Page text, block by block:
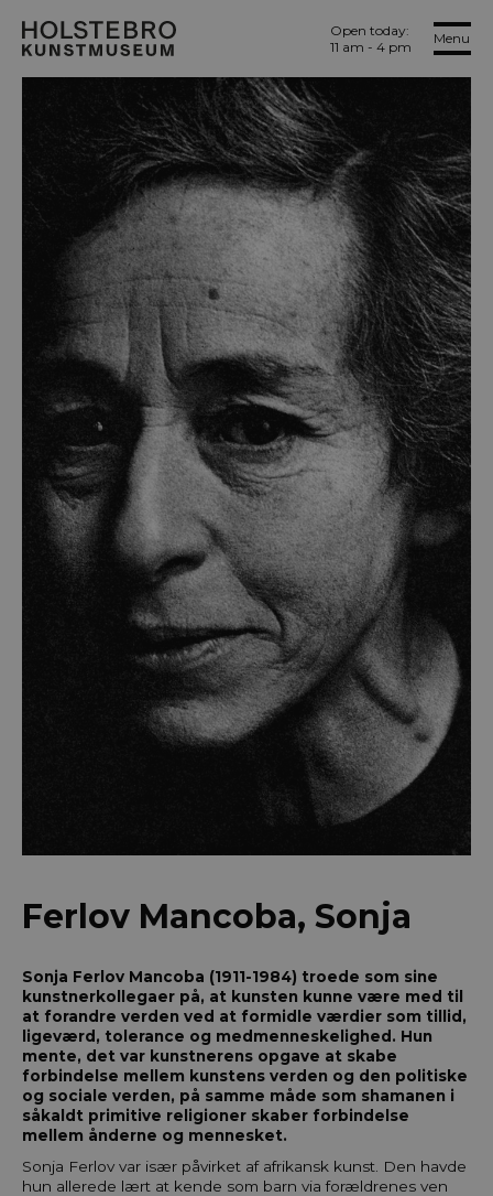
Open today:
11 am - 4 pm
Menu
Ferlov Mancoba, Sonja
Sonja Ferlov Mancoba (1911-1984) troede som sine
kunstnerkollegaer på, at kunsten kunne være med til
at forandre verden ved at formidle værdier som tillid,
ligeværd, tolerance og medmenneskelighed. Hun
mente, det var kunstnerens opgave at skabe
forbindelse mellem kunstens verden og den politiske
og sociale verden, på samme måde som shamanen i
såkaldt primitive religioner skaber forbindelse
mellem ånderne og mennesket.
Sonja Ferlov var især påvirket af afrikansk kunst. Den havde
hun allerede lært at kende som barn via forældrenes ven